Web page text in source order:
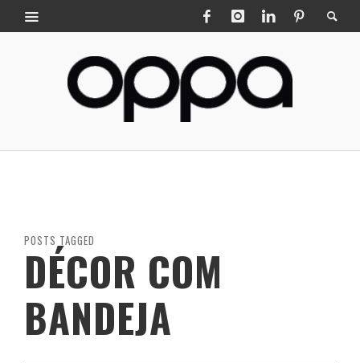
POSTS TAGGED
DÉCOR COM
BANDEJA